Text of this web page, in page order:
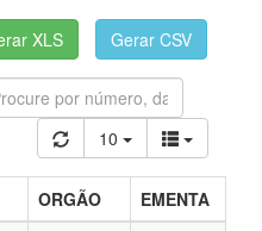
10
ORGÃO EMENTA